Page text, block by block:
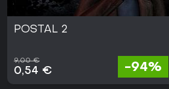
POSTAL 2
9,00 €
0,54 € -94%